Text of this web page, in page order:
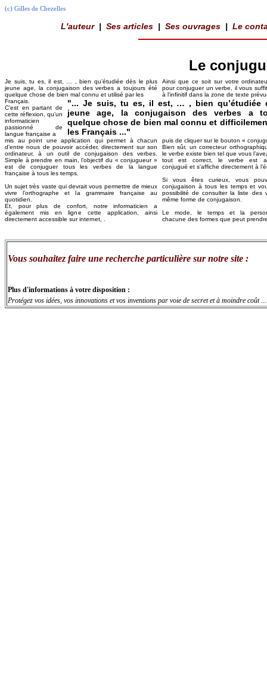
(c) Gilles de Chezelles
L'auteur | Ses articles | Ses ouvrages | Le
Le
Je suis, tu es, il est, … , bien qu’étudiée dès le plus
jeune age, la conjugaison des verbes a toujours été
quelque chose de bien mal connu et utilisé par les
Ainsi que ce soit sur votre
pour conjuguer un verbe, il vous
à l'infinitif dans la zone de texte
Français.
C’est en partant de
cette réflexion, qu’un
informaticien
passionné de
langue française a
"... Je suis, tu es, il est, … , bien qu’étudiée
jeune age, la conjugaison des verbes a
quelque chose de bien mal connu et
les Français ..."
mis au point une application qui permet à chacun
d’entre nous de pouvoir accéder, directement sur son
ordinateur, à un outil de conjugaison des verbes.
Simple à prendre en main, l’objectif du « conjugueur »
est de conjuguer tous les verbes de la langue
française à tous les temps.
Un sujet très vaste qui devrait vous permettre de mieux
vivre l’orthographe et la grammaire française au
quotidien.
Et, pour plus de confort, notre informaticien a
également mis en ligne cette application, ainsi
directement accessible sur internet, .
puis de cliquer sur le bouton «
Bien sûr, un correcteur
le verbe existe bien tel que vous
tout est correct, le verbe est
conjugué et s'affiche directement à
Si vous êtes curieux, vous
conjugaison à tous les temps et
possibilité de consulter la liste des
même forme de conjugaison.
Le mode, le temps et la
chacune des formes que peut
Vous souhaitez faire une recherche particulière sur notre site :
Plus d'informations à votre disposition :
Protégez vos idées, vos innovations et vos inventions par voie de secret et à moindre coût